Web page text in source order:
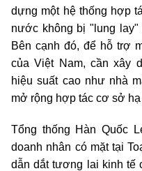
dựng một hệ thống hợp
nước không bị "lung
Bên cạnh đó, để hỗ trợ
của Việt Nam, cần xây
hiệu suất cao như nhà
mở rộng hợp tác cơ sở
Tổng thống Hàn Quốc
doanh nhân có mặt tại
dẫn dắt tương lai kinh tế